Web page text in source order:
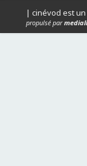
| cinévod est
propulsé par